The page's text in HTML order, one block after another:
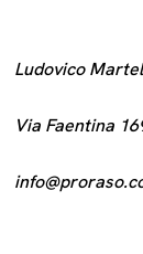
Ludovico
Via Faentina